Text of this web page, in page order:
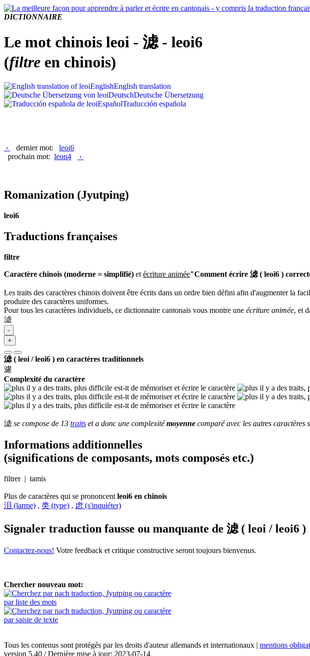
DICTIONNAIRE
Le mot chinois leoi - 滤 - leoi6
(filtre en chinois)
EnglishEnglish translation
DeutschDeutsche Übersetzung
EspañolTraducción española
‹ dernier mot: leoi6
prochain mot: leon4 ›
Romanization (Jyutping)
leoi6
Traductions françaises
filtre
Caractère chinois (moderne = simplifié) et écriture animée"Comment écrire 滤 ( leoi6 )
Les traits des caractères chinois doivent être écrits dans un ordre bien défini afin d'augmenter la
produire des caractères uniformes.
Pour tous les caractères individuels, ce dictionnaire cantonais vous montre une écriture animée, et
滤
-
+
滤 ( leoi / leoi6 ) en caractères traditionnels
濾
Complexité du caractère
滤 se compose de 13 traits et a donc une complexitémoyenne comparé avec les autres
Informations additionnelles
(significations de composants, mots composés etc.)
filtrer | tamis
Plus de caractères qui se prononcent leoi6 en chinois
泪 (larme) , 类 (type) , 虑 (s'inquiéter)
Signaler traduction fausse ou manquante de 滤 ( leoi / leoi6 )
Contactez-nous! Votre feedback et critique constructive seront toujours bienvenus.
Chercher nouveau mot:
par liste des mots
par saisie de texte
Tous les contenus sont protégés par les droits d'auteur allemands et internationaux | mentions
version 5.40 / Dernière mise à jour: 2023-07-14